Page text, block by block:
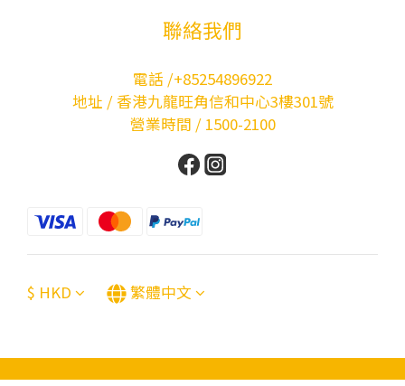
聯絡我們
電話 /+85254896922
地址 / 香港九龍旺角信和中心3樓301號
營業時間 / 1500-2100
$ HKD 繁體中文